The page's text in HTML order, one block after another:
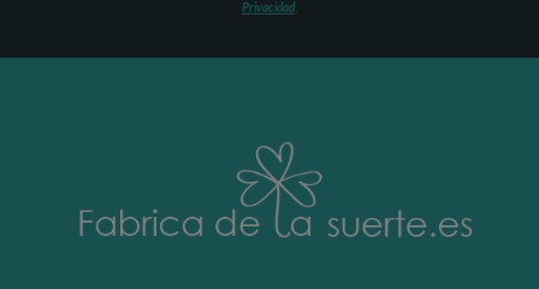
Privacidad